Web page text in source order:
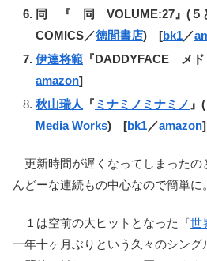
同 『 同 VOLUME:27』(５
COMICS／徳間書店) [bk1／
伊達将範 『DADDYFACE メ
amazon]
秋山瑞人
『 ミナミノミナミノ 』
Media Works) [bk1／amazon]
更新時間が遅くなってしまったの
んどーな連続もの中心なので簡単に。
１は空前の大ヒットとなった『世
一年十ヶ月ぶりという久々のシン